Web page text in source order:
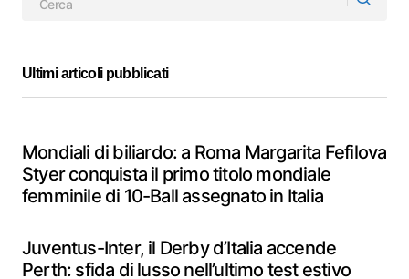
Ultimi articoli pubblicati
Mondiali di biliardo: a Roma Margarita Fefilova
Styer conquista il primo titolo mondiale
femminile di 10-Ball assegnato in Italia
Juventus-Inter, il Derby d’Italia accende
Perth: sfida di lusso nell’ultimo test estivo